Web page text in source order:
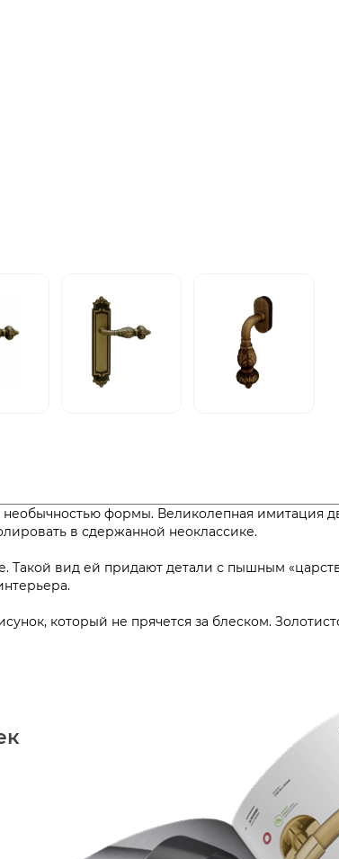
формы. Великолепная имитация
в сдержанной неоклассике.
Такой вид ей придают детали с пышным
интерьера.
который не прячется за блеском.